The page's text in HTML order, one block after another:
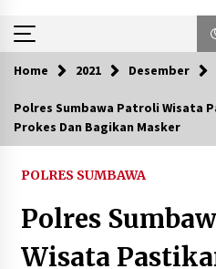
Trending Now
Aksi Penggerebekan Pengedar
Polsek Kempo Serahkan ODGJ ke
2 hari ago
Home 2021 Desember
Polres Sumbawa Patroli Wisata
Prokes Dan Bagikan Masker
POLRES SUMBAWA
Polres
Wisata